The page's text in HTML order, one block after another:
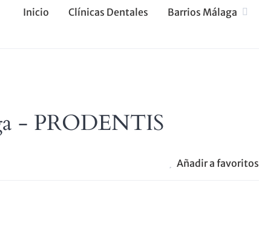
Inicio Clínicas Dentales Barrios Málaga
- PRODENTIS
Añadir a favoritos